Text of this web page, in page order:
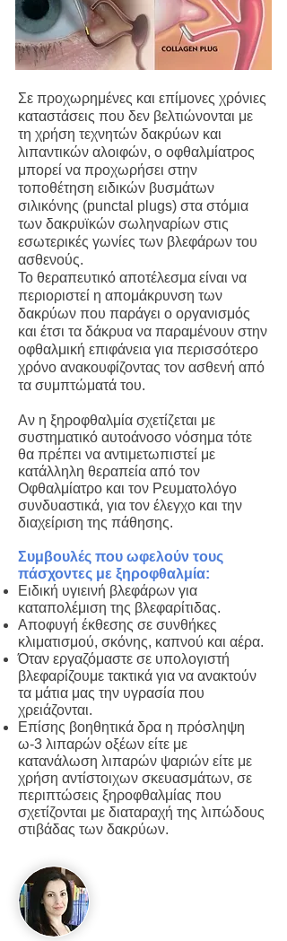
Σε προχωρημένες και επίμονες χρόνιες
καταστάσεις που δεν βελτιώνονται με
τη χρήση τεχνητών δακρύων και
λιπαντικών αλοιφών, ο οφθαλμίατρος
μπορεί να προχωρήσει στην
τοποθέτηση ειδικών βυσμάτων
σιλικόνης (punctal plugs) στα στόμια
των δακρυϊκών σωληναρίων στις
εσωτερικές γωνίες των βλεφάρων του
ασθενούς.
Το θεραπευτικό αποτέλεσμα είναι να
περιοριστεί η απομάκρυνση των
δακρύων που παράγει ο οργανισμός
και έτσι τα δάκρυα να παραμένουν στην
οφθαλμική επιφάνεια για περισσότερο
χρόνο ανακουφίζοντας τον ασθενή από
τα συμπτώματά του.
Αν η ξηροφθαλμία σχετίζεται με
συστηματικό αυτοάνοσο νόσημα τότε
θα πρέπει να αντιμετωπιστεί με
κατάλληλη θεραπεία από τον
Οφθαλμίατρο και τον Ρευματολόγο
συνδυαστικά, για τον έλεγχο και την
διαχείριση της πάθησης.
Συμβουλές που ωφελούν τους
πάσχοντες με ξηροφθαλμία:
Ειδική υγιεινή βλεφάρων για
καταπολέμιση της βλεφαρίτιδας.
Αποφυγή έκθεσης σε συνθήκες
κλιματισμού, σκόνης, καπνού και αέρα.
Όταν εργαζόμαστε σε υπολογιστή
βλεφαρίζουμε τακτικά για να ανακτούν
τα μάτια μας την υγρασία που
χρειάζονται.
Επίσης βοηθητικά δρα η πρόσληψη
ω-3 λιπαρών οξέων είτε με
κατανάλωση λιπαρών ψαριών είτε με
χρήση αντίστοιχων σκευασμάτων, σε
περιπτώσεις ξηροφθαλμίας που
σχετίζονται με διαταραχή της λιπώδους
στιβάδας των δακρύων.